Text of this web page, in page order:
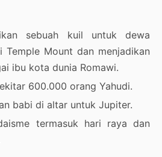
sebuah kuil untuk dewa
Temple Mount dan menjadikan
ibu kota dunia Romawi.
600.000 orang Yahudi.
babi di altar untuk Jupiter.
termasuk hari raya dan